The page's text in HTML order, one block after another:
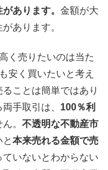
あります。 金額が大
あります。
く売りたいのは当た
安く買いたいと考え
ことは簡単ではあり
手取引は、 100％利
。 不透明な不動産市
本来売れる金額で売
いないとわからない